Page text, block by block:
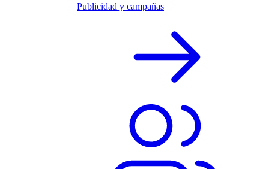
Publicidad y campañas